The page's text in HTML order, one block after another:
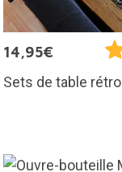
14,95€
Sets de table rétro